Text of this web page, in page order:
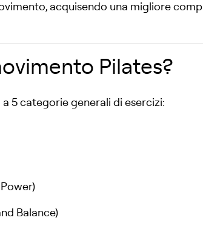
acquisendo una migliore
Pilates?
5 categorie generali di esercizi:
Balance)